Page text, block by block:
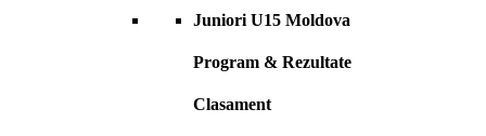
Juniori U15 Moldova
Program & Rezultate
Clasament